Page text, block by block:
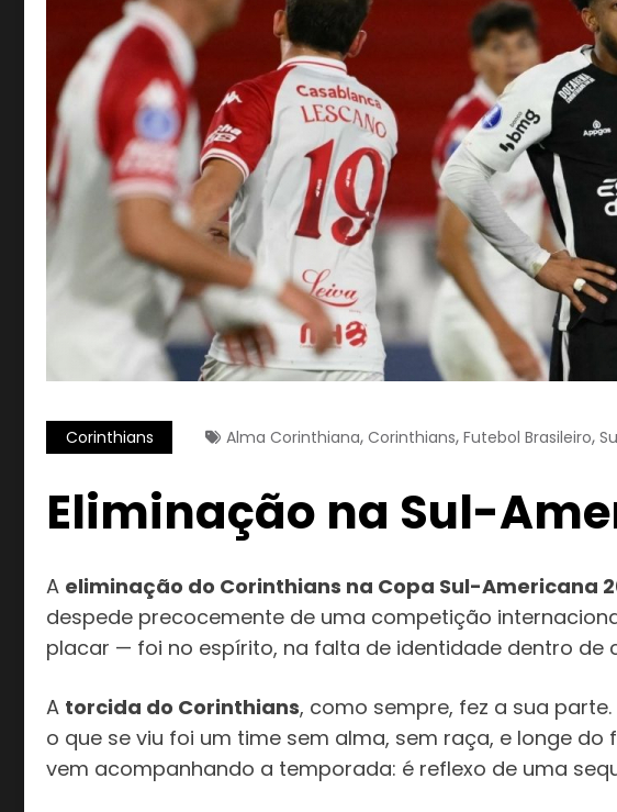
Corinthians Alma Corinthiana, Corinthians, Futebol Brasileiro,
Eliminação na Sul-
A eliminação do Corinthians na Copa Sul-Americana
despede precocemente de uma competição
placar — foi no espírito, na falta de identidade dentro
A torcida do Corinthians, como sempre, fez a sua
o que se viu foi um time sem alma, sem raça, e longe do
vem acompanhando a temporada: é reflexo de uma